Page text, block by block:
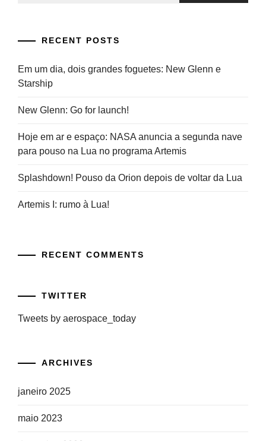
RECENT POSTS
Em um dia, dois grandes foguetes: New Glenn e
Starship
New Glenn: Go for launch!
Hoje em ar e espaço: NASA anuncia a segunda nave
para pouso na Lua no programa Artemis
Splashdown! Pouso da Orion depois de voltar da Lua
Artemis I: rumo à Lua!
RECENT COMMENTS
TWITTER
Tweets by aerospace_today
ARCHIVES
janeiro 2025
maio 2023